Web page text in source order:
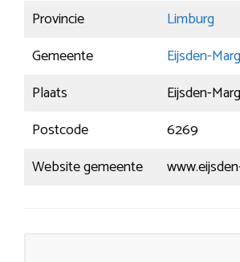
Provincie
Limburg
Gemeente
Eijsden-
Plaats
Eijsden-
Postcode
6269
Website gemeente